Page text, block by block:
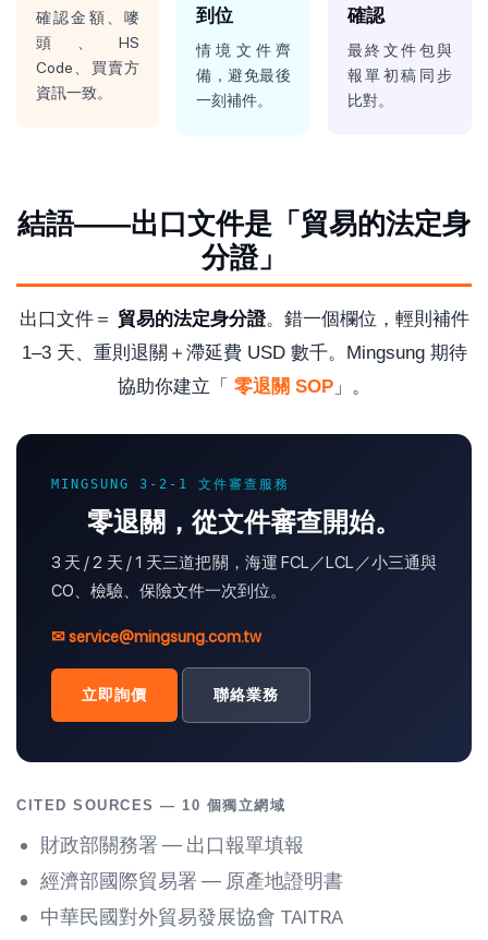
確認金額、嘜
頭、HS
Code、買賣方
資訊一致。
到位
情境文件齊
備，避免最後
一刻補件。
確認
最終文件包與
報單初稿同步
比對。
結語——出口文件是「貿易的法定身
分證」
出口文件＝ 貿易的法定身分證。錯一個欄位，輕則補件
1–3 天、重則退關＋滯延費 USD 數千。Mingsung 期待
協助你建立「 零退關 SOP 」。
MINGSUNG 3-2-1 文件審查服務
零退關，從文件審查開始。
3 天 / 2 天 / 1 天三道把關，海運 FCL／LCL／小三通與
CO、檢驗、保險文件一次到位。
✉service@mingsung.com.tw
立即詢價 聯絡業務
CITED SOURCES — 10 個獨立網域
財政部關務署 — 出口報單填報
經濟部國際貿易署 — 原產地證明書
中華民國對外貿易發展協會 TAITRA